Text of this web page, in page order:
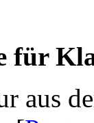
für
aus